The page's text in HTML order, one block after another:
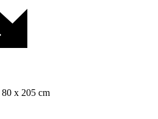
x 205 cm